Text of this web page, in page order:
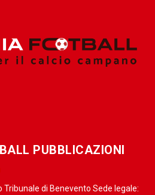
PUBBLICAZIONI
di Benevento Sede legale: